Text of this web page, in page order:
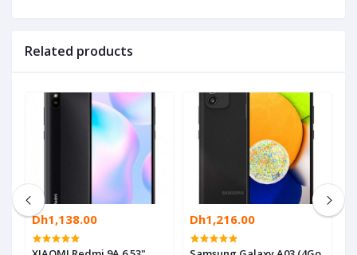
Related products
Dh1,138.00 Dh1,216.00